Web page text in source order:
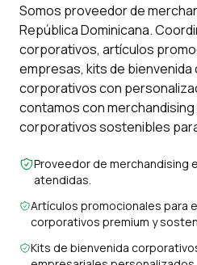
Somos proveedor de
República Dominicana.
corporativos, artículos
empresas, kits de
corporativos con
contamos con
corporativos sostenibles
Proveedor de merchandising
atendidas.
Artículos promocionales para
corporativos premium y
Kits de bienvenida